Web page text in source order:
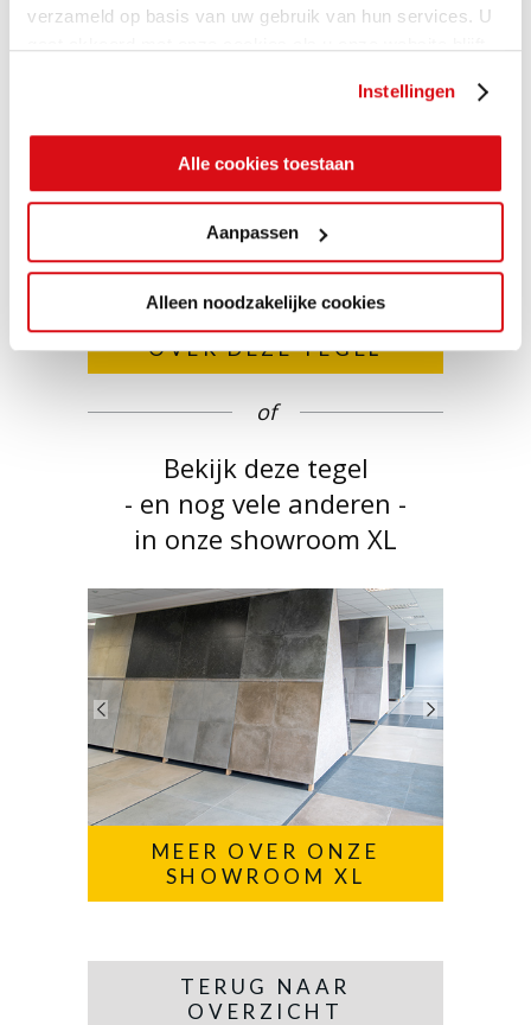
verzameld op basis van uw gebruik van hun services. U
Instellingen
Alle cookies toestaan
Aanpassen
Alleen noodzakelijke cookies
VRAAG MEER
OVER DEZE TEGEL
of
Bekijk deze tegel
- en nog vele anderen -
in onze showroom XL
MEER OVER ONZE
SHOWROOM XL
TERUG NAAR
OVERZICHT